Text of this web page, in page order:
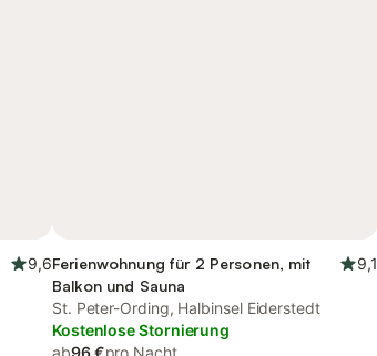
9,6Ferienwohnung für 2 Personen, mit
Balkon und Sauna
9,1
St. Peter-Ording, Halbinsel Eiderstedt
Kostenlose Stornierung
ab96 €pro Nacht